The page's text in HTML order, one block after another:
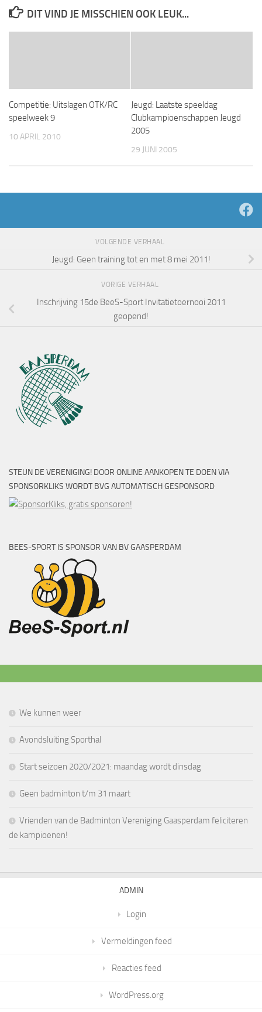
DIT VIND JE MISSCHIEN OOK LEUK...
Competitie: Uitslagen OTK/RC
speelweek 9
10 APRIL 2010
Jeugd: Laatste speeldag
Clubkampioenschappen Jeugd
2005
29 JUNI 2005
VOLGENDE VERHAAL
Jeugd: Geen training tot en met 8 mei 2011!
VORIGE VERHAAL
Inschrijving 15de BeeS-Sport Invitatietoernooi 2011
geopend!
STEUN DE VERENIGING! DOOR ONLINE AANKOPEN TE DOEN VIA
SPONSORKLIKS WORDT BVG AUTOMATISCH GESPONSORD
BEES-SPORT IS SPONSOR VAN BV GAASPERDAM
We kunnen weer
Avondsluiting Sporthal
Start seizoen 2020/2021: maandag wordt dinsdag
Geen badminton t/m 31 maart
Vrienden van de Badminton Vereniging Gaasperdam feliciteren
de kampioenen!
ADMIN
Login
Vermeldingen feed
Reacties feed
WordPress.org